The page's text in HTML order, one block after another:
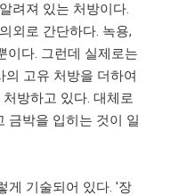
려져 있는 처방이다.
외로 간단하다. 녹용,
이다. 그런데 실제로는
고유 처방을 더하여
방하고 있다. 대체로
금박을 입히는 것이 일
게 기술되어 있다. '장